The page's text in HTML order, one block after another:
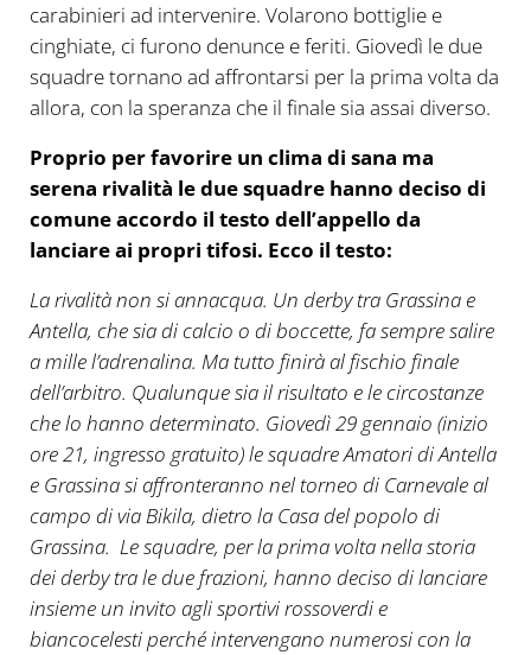
carabinieri ad intervenire. Volarono bottiglie e
cinghiate, ci furono denunce e feriti. Giovedì le due
squadre tornano ad affrontarsi per la prima volta da
allora, con la speranza che il finale sia assai diverso.
Proprio per favorire un clima di sana ma
serena rivalità le due squadre hanno deciso di
comune accordo il testo dell’appello da
lanciare ai propri tifosi. Ecco il testo:
La rivalità non si annacqua. Un derby tra Grassina e
Antella, che sia di calcio o di boccette, fa sempre salire
a mille l’adrenalina. Ma tutto finirà al fischio finale
dell’arbitro. Qualunque sia il risultato e le circostanze
che lo hanno determinato. Giovedì 29 gennaio (inizio
ore 21, ingresso gratuito) le squadre Amatori di Antella
e Grassina si affronteranno nel torneo di Carnevale al
campo di via Bikila, dietro la Casa del popolo di
Grassina. Le squadre, per la prima volta nella storia
dei derby tra le due frazioni, hanno deciso di lanciare
insieme un invito agli sportivi rossoverdi e
biancocelesti perché intervengano numerosi con la